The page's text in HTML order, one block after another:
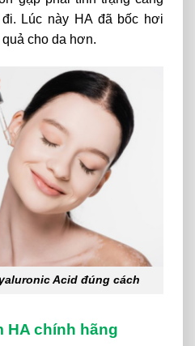
Lúc này HA đã bốc hơi
cho da hơn.
Acid đúng cách
HA chính hãng